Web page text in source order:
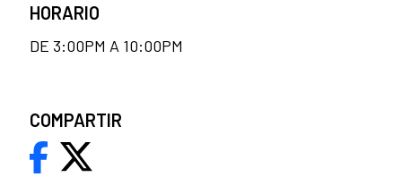
HORARIO
DE 3:00PM A 10:00PM
COMPARTIR